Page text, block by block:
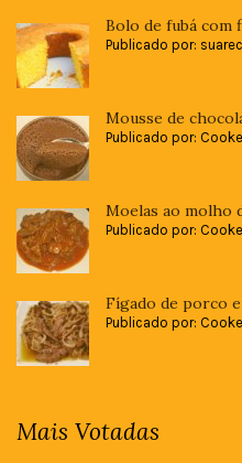
Bolo de fubá com
Publicado por:
Mousse de
Publicado por:
Moelas ao molho
Publicado por:
Fígado de porco
Publicado por:
Mais Votadas